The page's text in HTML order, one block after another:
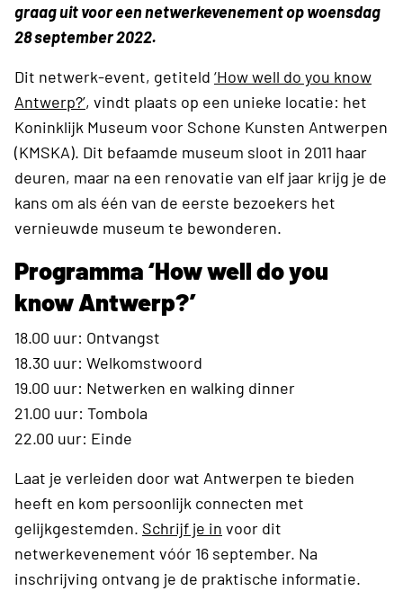
graag uit voor een netwerkevenement op woensdag
28 september 2022.
Dit netwerk-event, getiteld ‘How well do you know
Antwerp?’, vindt plaats op een unieke locatie: het
Koninklijk Museum voor Schone Kunsten Antwerpen
(KMSKA). Dit befaamde museum sloot in 2011 haar
deuren, maar na een renovatie van elf jaar krijg je de
kans om als één van de eerste bezoekers het
vernieuwde museum te bewonderen.
Programma ‘How well do you
know Antwerp?’
18.00 uur: Ontvangst
18.30 uur: Welkomstwoord
19.00 uur: Netwerken en walking dinner
21.00 uur: Tombola
22.00 uur: Einde
Laat je verleiden door wat Antwerpen te bieden
heeft en kom persoonlijk connecten met
gelijkgestemden. Schrijf je in voor dit
netwerkevenement vóór 16 september. Na
inschrijving ontvang je de praktische informatie.